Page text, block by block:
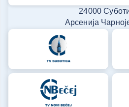
24000
Арсенија